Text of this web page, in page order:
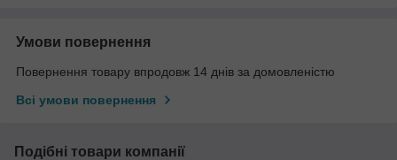
Умови повернення
Повернення товару впродовж 14 днів за домовленістю
Всі умови повернення
Подібні товари компанії